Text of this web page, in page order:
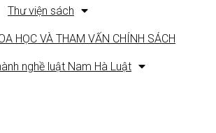
Thư viện sách
HỌC VÀ THAM VẤN CHÍNH SÁCH
nghề luật Nam Hà Luật